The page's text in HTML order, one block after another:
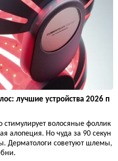
лучшие устройства 2026 п
стимулирует волосяные фоллик
алопеция. Но чуда за 90 секун
Дерматологи советуют шлемы,